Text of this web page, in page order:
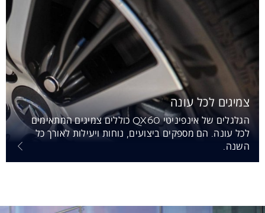
צמיגים לכל עונה
הגלגלים של אינפיניטי QX60 כוללים צמיגים המתאימים
לכל עונה. הם מספקים ביצועים, נוחות ויעילות לאורך כל
השנה.